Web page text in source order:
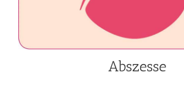
Abszesse